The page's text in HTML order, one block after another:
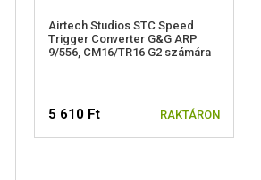
Airtech Studios STC Speed
Trigger Converter G&G ARP
9/556, CM16/TR16 G2 számára
5 610 Ft RAKTÁRON